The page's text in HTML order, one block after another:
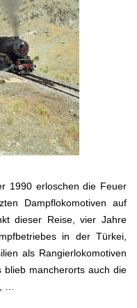
1990 erloschen die Feuer
Dampflokomotiven auf
dieser Reise, vier Jahre
in der Türkei,
als Rangierlokomotiven
blieb mancherorts auch die
…